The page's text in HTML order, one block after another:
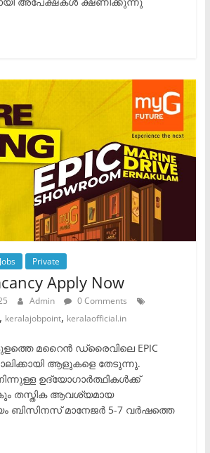
Private
Apply Now
Admin
0 Comments
, keralajobpoint, keralaofficial.in
മറൈൻ ഡ്രൈവിലെ EPIC
ആളുകളെ തേടുന്നു.
ഉദ്യോഗാർത്ഥികൾക്ക്
തസ്തിക ആവശ്യമായ
ബിസിനസ് മാനേജർ 5-7 വർഷത്തെ